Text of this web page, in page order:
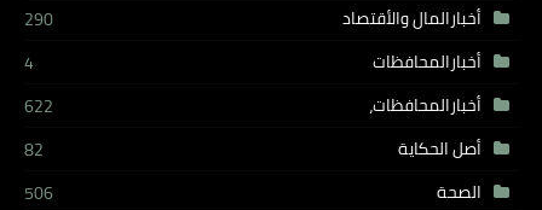
أخبارالمال والأقتصاد
290
أخبارالمحافظات
4
أخبارالمحافظات،
622
أصل الحكاية
82
الصحة
506